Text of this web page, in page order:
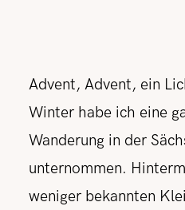
Advent, Advent, ein
Winter habe ich eine
Wanderung in der
unternommen.
weniger bekannten